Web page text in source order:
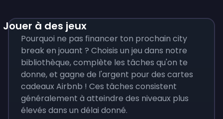
Jouer à des jeux
Pourquoi ne pas financer ton prochain city
break en jouant ? Choisis un jeu dans notre
bibliothèque, complète les tâches qu'on te
donne, et gagne de l'argent pour des cartes
cadeaux Airbnb ! Ces tâches consistent
généralement à atteindre des niveaux plus
élevés dans un délai donné.